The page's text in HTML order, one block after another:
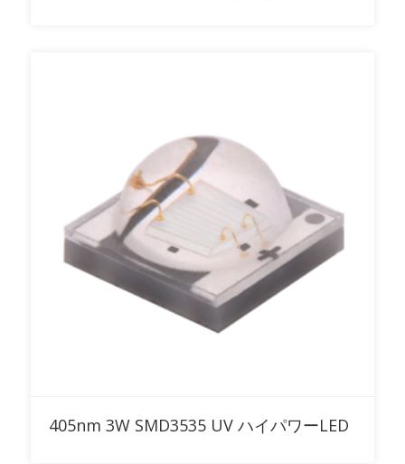
RFQに追加
405nm 3W SMD3535 UV ハイパワーLED